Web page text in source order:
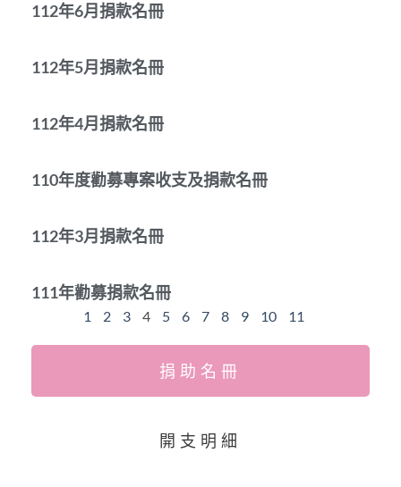
112年6月捐款名冊
112年5月捐款名冊
112年4月捐款名冊
110年度勸募專案收支及捐款名冊
112年3月捐款名冊
111年勸募捐款名冊
1 2 3 4 5 6 7 8 9 10 11
捐助名冊
開支明細